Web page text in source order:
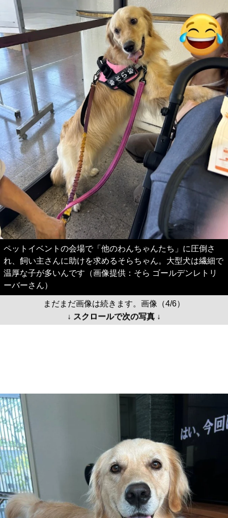
ペットイベントの会場で「他のわんちゃんたち」に圧倒さ
れ、飼い主さんに助けを求めるそらちゃん。大型犬は繊細で
温厚な子が多いんです（画像提供：そら ゴールデンレトリ
ーバーさん）
まだまだ画像は続きます。画像（4/6）
↓ スクロールで次の写真 ↓